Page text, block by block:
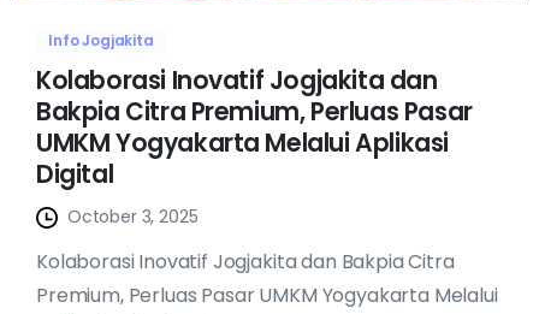
Info Jogjakita
Kolaborasi Inovatif Jogjakita dan
Bakpia Citra Premium, Perluas Pasar
UMKM Yogyakarta Melalui Aplikasi
Digital
October 3, 2025
Kolaborasi Inovatif Jogjakita dan Bakpia Citra
Premium, Perluas Pasar UMKM Yogyakarta Melalui